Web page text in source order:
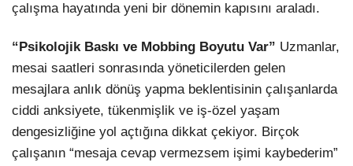
çalışma hayatında yeni bir dönemin kapısını araladı.
“Psikolojik Baskı ve Mobbing Boyutu Var” Uzmanlar,
mesai saatleri sonrasında yöneticilerden gelen
mesajlara anlık dönüş yapma beklentisinin çalışanlarda
ciddi anksiyete, tükenmişlik ve iş-özel yaşam
dengesizliğine yol açtığına dikkat çekiyor. Birçok
çalışanın “mesaja cevap vermezsem işimi kaybederim”